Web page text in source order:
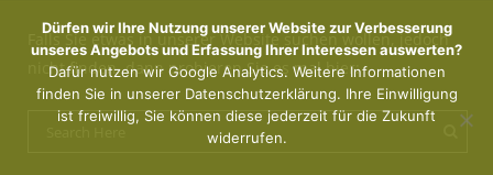
Falls Sie etwas in unserer Website suchen wollen, jedoch
nicht finden, dann probieren Sie es mal hier:
Dürfen wir Ihre Nutzung unserer Website zur Verbesserung
unseres Angebots und Erfassung Ihrer Interessen auswerten?
Dafür nutzen wir Google Analytics. Weitere Informationen
finden Sie in unserer Datenschutzerklärung. Ihre Einwilligung
ist freiwillig, Sie können diese jederzeit für die Zukunft
widerrufen.